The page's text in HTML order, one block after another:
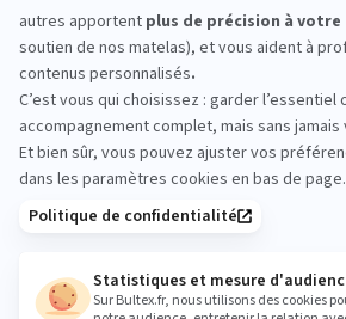
séchage à l’air frais, en été par exemple,
Préférez toujours un séchage à plat pour
pas altérer la forme de notre oreiller.
Notre astuce ?Installez votre étendoir à
déposez vos oreillers sur les fils .Le
dessus, mais aussi par en dessous pour
déhoussable ?
généralement préférable pour préserver
effet des modèles d’oreilles